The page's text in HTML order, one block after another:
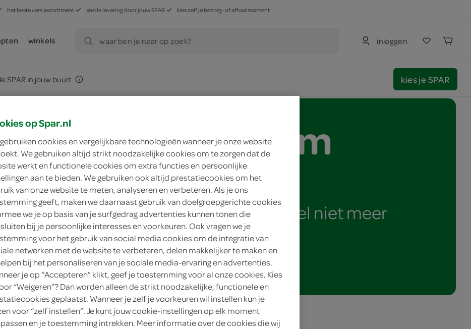
het beste vers assortiment snelle levering door jouw SPAR kies zelf je bezorg- of afhaalmoment
winkels waar ben je naar op zoek? inloggen
SPAR in jouw buurt kies je SPAR
app'je hem
al?
deze app is momenteel niet meer
actief
zoek city winkel
op Spar.nl
cookies en vergelijkbare technologieën wanneer je onze website
We gebruiken altijd strikt noodzakelijke cookies om te zorgen dat de
werkt en functionele cookies om extra functies en persoonlijke
aan te bieden. We gebruiken ook altijd prestatiecookies om het
van onze website te meten, analyseren en verbeteren. Als je ons
geeft, maken we daarnaast gebruik van doelgroepgerichte cookies
we je op basis van je surfgedrag advertenties kunnen tonen die
bij je persoonlijke interesses en voorkeuren. Ook vragen we je
voor het gebruik van social media cookies om de integratie van
netwerken met de website te verbeteren, delen makkelijker te maken en
bij het personaliseren van je sociale media-ervaring en advertenties.
je op “Accepteren” klikt, geef je toestemming voor al onze cookies. Kies
“Weigeren”? Dan worden alleen de strikt noodzakelijke, functionele en
geplaatst. Wanneer je zelf je voorkeuren wil instellen kun je
voor “zelf instellen”. Je kunt jouw cookie-instellingen op elk moment
en je toestemming intrekken. Meer informatie over de cookies die wij